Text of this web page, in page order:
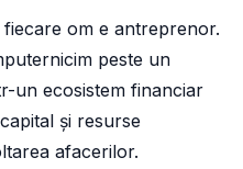
om e antreprenor.
peste un
un ecosistem financiar
și resurse
afacerilor.